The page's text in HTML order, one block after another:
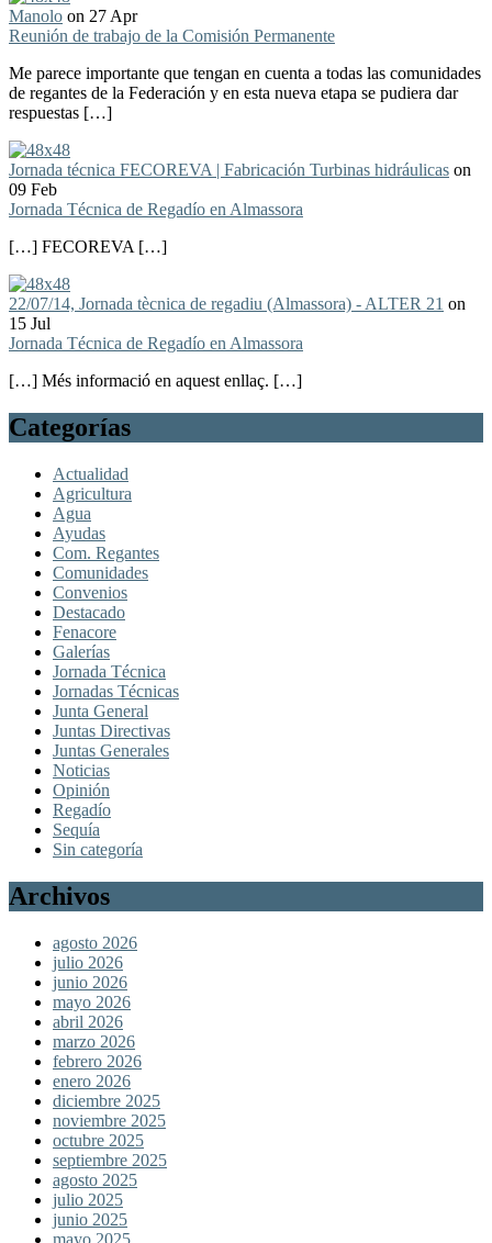
Manolo on 27 Apr
Reunión de trabajo de la Comisión Permanente
Me parece importante que tengan en cuenta a todas las comunidades
de regantes de la Federación y en esta nueva etapa se pudiera dar
respuestas […]
Jornada técnica FECOREVA | Fabricación Turbinas hidráulicas on
09 Feb
Jornada Técnica de Regadío en Almassora
[…] FECOREVA […]
22/07/14, Jornada tècnica de regadiu (Almassora) - ALTER 21 on
15 Jul
Jornada Técnica de Regadío en Almassora
[…] Més informació en aquest enllaç. […]
Categorías
Actualidad
Agricultura
Agua
Ayudas
Com. Regantes
Comunidades
Convenios
Destacado
Fenacore
Galerías
Jornada Técnica
Jornadas Técnicas
Junta General
Juntas Directivas
Juntas Generales
Noticias
Opinión
Regadío
Sequía
Sin categoría
Archivos
agosto 2026
julio 2026
junio 2026
mayo 2026
abril 2026
marzo 2026
febrero 2026
enero 2026
diciembre 2025
noviembre 2025
octubre 2025
septiembre 2025
agosto 2025
julio 2025
junio 2025
mayo 2025